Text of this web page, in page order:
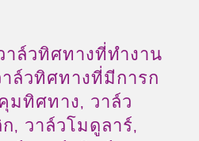
าล์วทิศทางที่ทำงาน
ล์วทิศทางที่มีการก
มทิศทาง, วาล์ว
, วาล์วโมดูลาร์,